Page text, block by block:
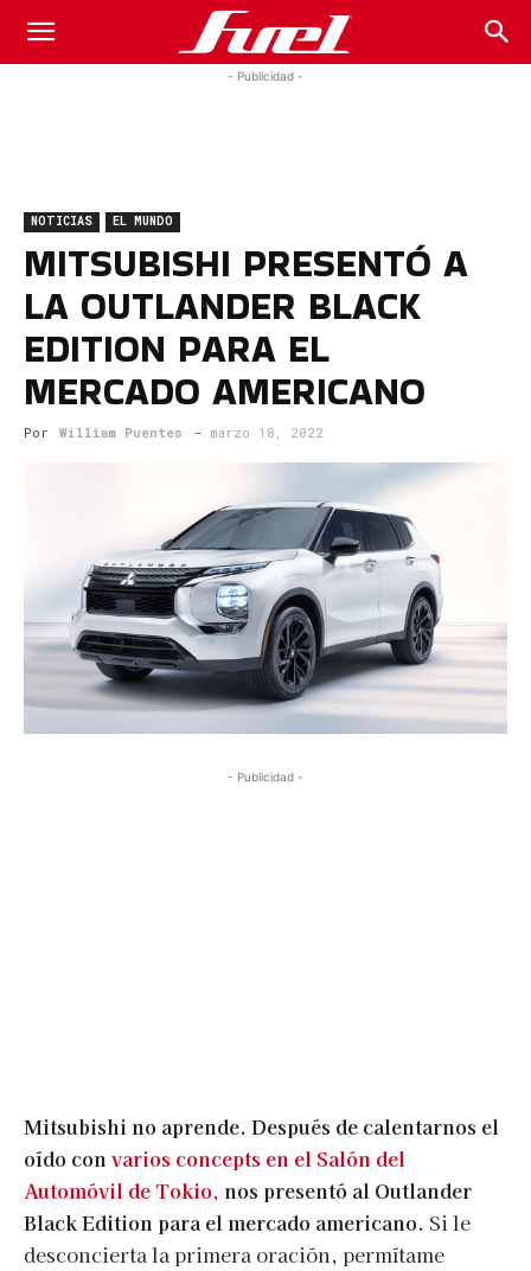
Fuel
Magazine
- Publicidad -
NOTICIAS EL MUNDO
MITSUBISHI PRESENTÓ A
LA OUTLANDER BLACK
EDITION PARA EL
MERCADO AMERICANO
Por William Puentes - marzo 18, 2022
- Publicidad -
Mitsubishi no aprende. Después de calentarnos el
oído con varios concepts en el Salón del
Automóvil de Tokio, nos presentó al Outlander
Black Edition para el mercado americano. Si le
desconcierta la primera oración, permítame